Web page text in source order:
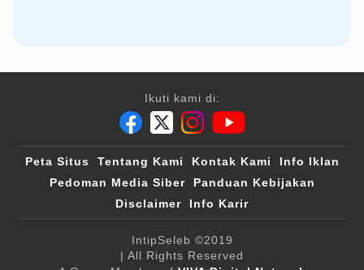
Ikuti kami di:
Peta Situs Tentang Kami Kontak Kami
Info Iklan
Pedoman Media Siber
Panduan Kebijakan
Disclaimer
Info Karir
IntipSeleb ©2019
| All Rights Reserved